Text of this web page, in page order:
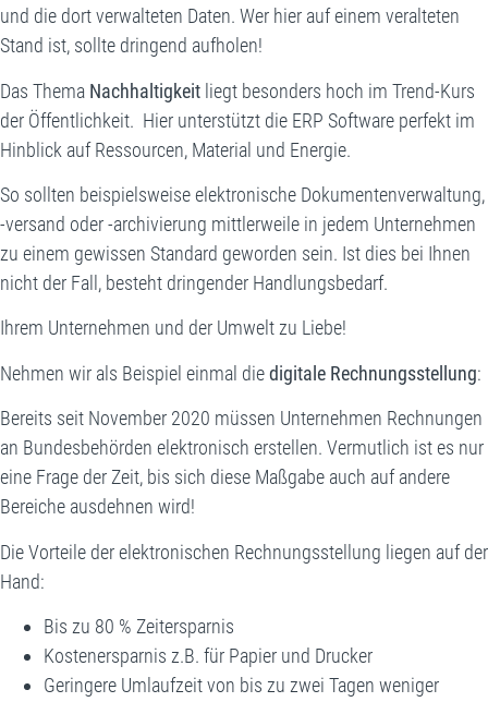
und die dort verwalteten Daten. Wer hier auf einem veralteten
Stand ist, sollte dringend aufholen!
Das Thema Nachhaltigkeit liegt besonders hoch im Trend-Kurs
der Öffentlichkeit. Hier unterstützt die ERP Software perfekt im
Hinblick auf Ressourcen, Material und Energie.
So sollten beispielsweise elektronische Dokumentenverwaltung,
-versand oder -archivierung mittlerweile in jedem Unternehmen
zu einem gewissen Standard geworden sein. Ist dies bei Ihnen
nicht der Fall, besteht dringender Handlungsbedarf.
Ihrem Unternehmen und der Umwelt zu Liebe!
Nehmen wir als Beispiel einmal diedigitale Rechnungsstellung:
Bereits seit November 2020 müssen Unternehmen Rechnungen
an Bundesbehörden elektronisch erstellen. Vermutlich ist es nur
eine Frage der Zeit, bis sich diese Maßgabe auch auf andere
Bereiche ausdehnen wird!
Die Vorteile der elektronischen Rechnungsstellung liegen auf der
Hand:
Bis zu 80 % Zeitersparnis
Kostenersparnis z.B. für Papier und Drucker
Geringere Umlaufzeit von bis zu zwei Tagen weniger